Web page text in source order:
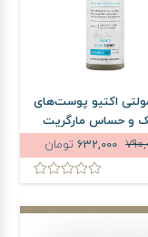
اکتیو پوست‌های
و حساس مارگریت
میلی لیتر
تومان